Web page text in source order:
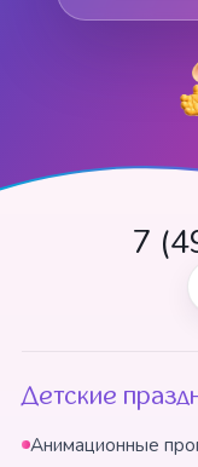
7
Детские
Анимационные